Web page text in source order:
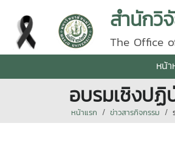
สำนักวิ
The Office
หน้
อบรมเชิงปฏิ
หน้าแรก ข่าวสารกิจกรรม